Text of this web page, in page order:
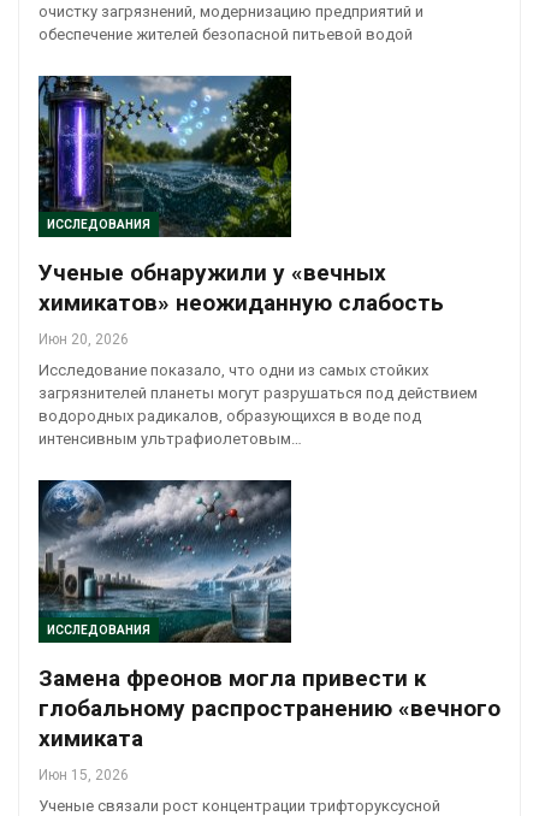
очистку загрязнений, модернизацию предприятий и
обеспечение жителей безопасной питьевой водой
ИССЛЕДОВАНИЯ
Ученые обнаружили у «вечных
химикатов» неожиданную слабость
Июн 20, 2026
Исследование показало, что одни из самых стойких
загрязнителей планеты могут разрушаться под действием
водородных радикалов, образующихся в воде под
интенсивным ультрафиолетовым…
ИССЛЕДОВАНИЯ
Замена фреонов могла привести к
глобальному распространению «вечного
химиката
Июн 15, 2026
Ученые связали рост концентрации трифторуксусной